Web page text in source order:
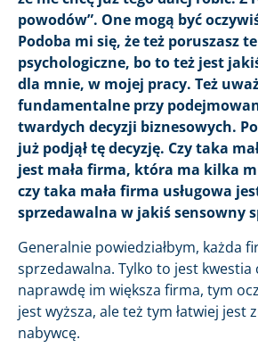
powodów”. One mogą być
Podoba mi się, że też poruszasz
psychologiczne, bo to też jest
dla mnie, w mojej pracy. Też
fundamentalne przy
twardych decyzji biznesowych.
już podjął tę decyzję. Czy taka
jest mała firma, która ma kilka
czy taka mała firma usługowa
sprzedawalna w jakiś sensowny
Generalnie powiedziałbym, każda
sprzedawalna. Tylko to jest kwestia
naprawdę im większa firma, tym
jest wyższa, ale też tym łatwiej jest
nabywcę.